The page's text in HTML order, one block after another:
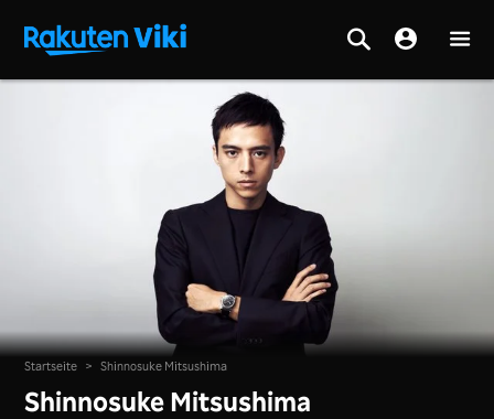
Startseite > Shinnosuke Mitsushima
Shinnosuke Mitsushima